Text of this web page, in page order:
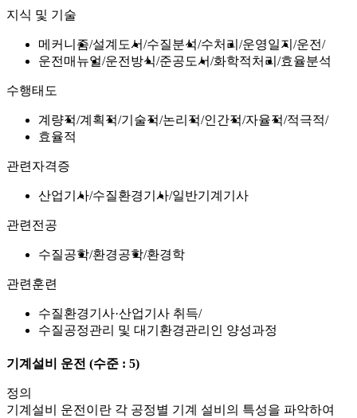
지식 및 기술
메커니즘 설계도서 수질분석 수처리 운영일지 운전
운전매뉴얼 운전방식 준공도서 화학적처리 효율분석
수행태도
계량적 계획적 기술적 논리적 인간적 자율적 적극적
효율적
관련자격증
산업기사 수질환경기사 일반기계기사
관련전공
수질공학 환경공학 환경학
관련훈련
수질환경기사·산업기사 취득
수질공정관리 및 대기환경관리인 양성과정
기계설비 운전 (수준 : 5)
정의
기계설비 운전이란 각 공정별 기계 설비의 특성을 파악하여